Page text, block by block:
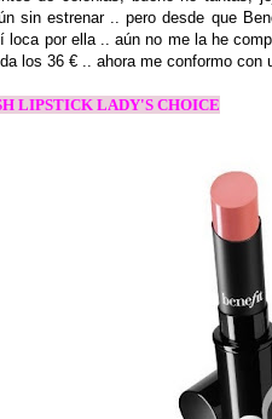
sin estrenar .. pero desde que
por ella .. aún no me la he
los 36 € .. ahora me conformo
LIPSTICK LADY'S CHOICE